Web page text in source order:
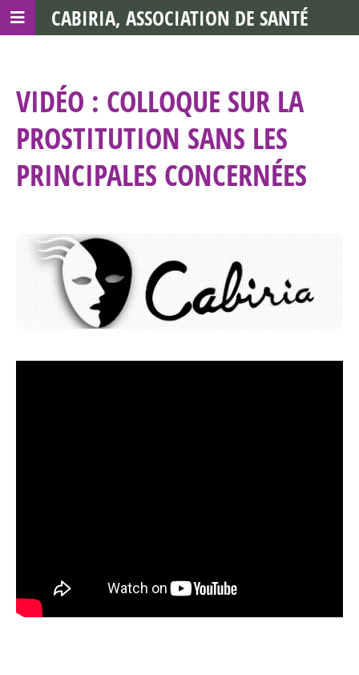
VIDÉO : COLLOQUE SUR LA
PROSTITUTION SANS LES
PRINCIPALES CONCERNÉES
CABIRIA, ASSOCIATION DE SANTÉ